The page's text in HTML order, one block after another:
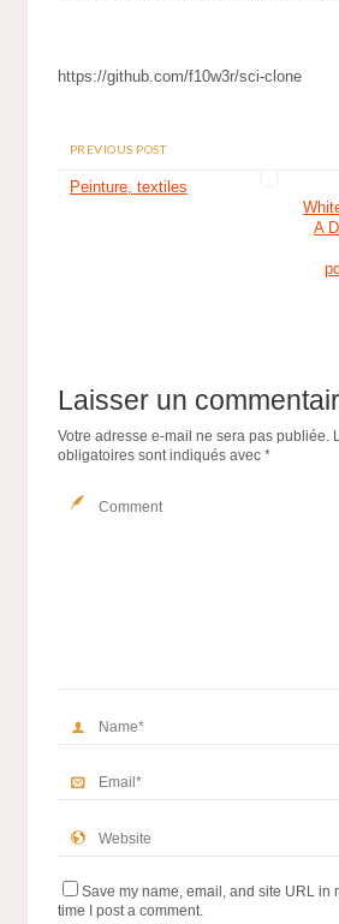
https://github.com/f10w3r/sci-clone
PREVIOUS POST
Peinture, textiles
A
Laisser un
Votre adresse e-mail ne sera pas publiée.
obligatoires sont indiqués avec *
Save my name, email, and site URL in
time I post a comment.